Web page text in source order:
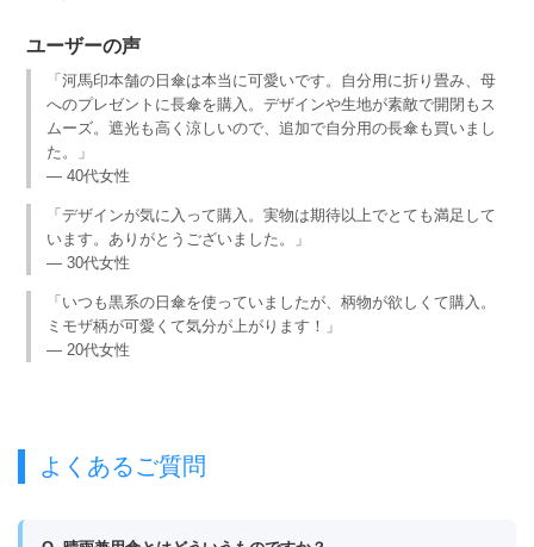
ユーザーの声
「河馬印本舗の日傘は本当に可愛いです。自分用に折り畳み、母
へのプレゼントに長傘を購入。デザインや生地が素敵で開閉もス
ムーズ。遮光も高く涼しいので、追加で自分用の長傘も買いまし
た。」
— 40代女性
「デザインが気に入って購入。実物は期待以上でとても満足して
います。ありがとうございました。」
— 30代女性
「いつも黒系の日傘を使っていましたが、柄物が欲しくて購入。
ミモザ柄が可愛くて気分が上がります！」
— 20代女性
よくあるご質問